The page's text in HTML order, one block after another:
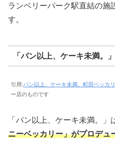
ランベリーパーク駅直結の施
す。
「パン以上、ケーキ未満。
引用:パン以上、ケーキ未満。町田ベッカ
ー店のものです
「パン以上、ケーキ未満。」
ニーベッカリー」がプロデュ